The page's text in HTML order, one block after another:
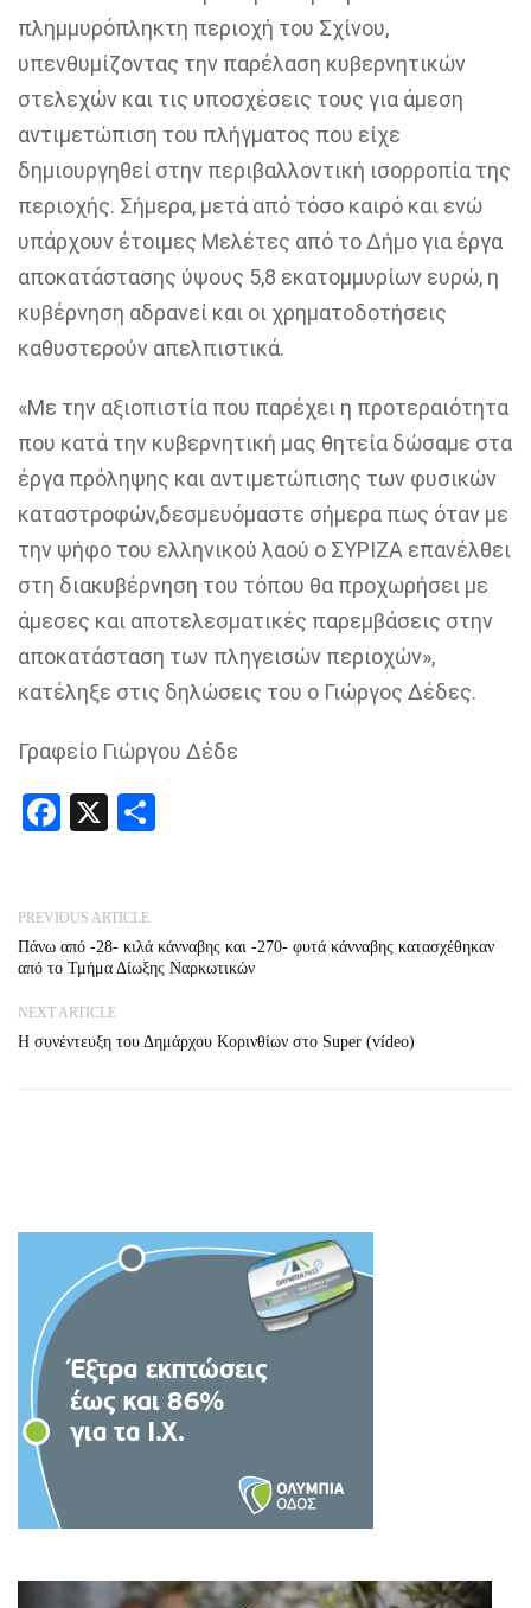
πλημμυρόπληκτη περιοχή του Σχίνου,
υπενθυμίζοντας την παρέλαση κυβερνητικών
στελεχών και τις υποσχέσεις τους για άμεση
αντιμετώπιση του πλήγματος που είχε
δημιουργηθεί στην περιβαλλοντική ισορροπία της
περιοχής. Σήμερα, μετά από τόσο καιρό και ενώ
υπάρχουν έτοιμες Μελέτες από το Δήμο για έργα
αποκατάστασης ύψους 5,8 εκατομμυρίων ευρώ, η
κυβέρνηση αδρανεί και οι χρηματοδοτήσεις
καθυστερούν απελπιστικά.
«Με την αξιοπιστία που παρέχει η προτεραιότητα
που κατά την κυβερνητική μας θητεία δώσαμε στα
έργα πρόληψης και αντιμετώπισης των φυσικών
καταστροφών,δεσμευόμαστε σήμερα πως όταν με
την ψήφο του ελληνικού λαού ο ΣΥΡΙΖΑ επανέλθει
στη διακυβέρνηση του τόπου θα προχωρήσει με
άμεσες και αποτελεσματικές παρεμβάσεις στην
αποκατάσταση των πληγεισών περιοχών»,
κατέληξε στις δηλώσεις του ο Γιώργος Δέδες.
Γραφείο Γιώργου Δέδε
Facebook
X
PREVIOUS ARTICLE
Πάνω από -28- κιλά κάνναβης και -270- φυτά κάνναβης κατασχέθηκαν
από το Τμήμα Δίωξης Ναρκωτικών
NEXT ARTICLE
Η συνέντευξη του Δημάρχου Κορινθίων στο Super (vídeo)